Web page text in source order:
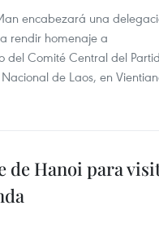
encabezará una
rendir homenaje a
del Comité Central del
de Laos, en
Hanoi para